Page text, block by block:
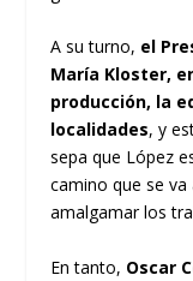
A su turno, el
María Kloster,
producción, la
localidades, y
sepa que López
camino que se
amalgamar los
En tanto, Oscar